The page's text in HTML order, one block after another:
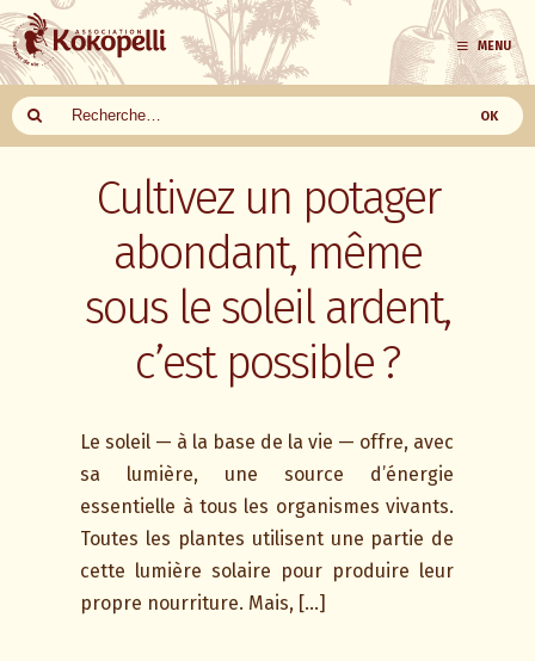
contenu
MENU
Cultivez un potager
abondant, même
sous le soleil ardent,
c’est possible ?
Le soleil — à la base de la vie — offre, avec
sa lumière, une source d’énergie
essentielle à tous les organismes vivants.
Toutes les plantes utilisent une partie de
cette lumière solaire pour produire leur
propre nourriture. Mais, […]